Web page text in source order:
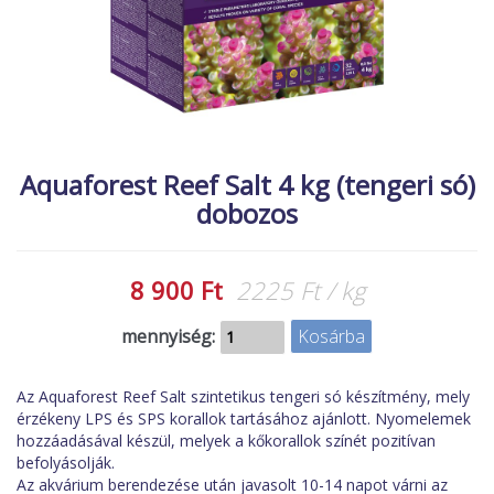
új élőlények
MACSKA
ÉLŐ ÉDESVÍZI
ÉLŐ TENGERI
NÖVÉNYEK
Aquaforest Reef Salt 4 kg (tengeri só)
dobozos
8 900 Ft 2225 Ft / kg
mennyiség:
Az Aquaforest Reef Salt szintetikus tengeri só készítmény, mely
érzékeny LPS és SPS korallok tartásához ajánlott. Nyomelemek
hozzáadásával készül, melyek a kőkorallok színét pozitívan
befolyásolják.
Az akvárium berendezése után javasolt 10-14 napot várni az